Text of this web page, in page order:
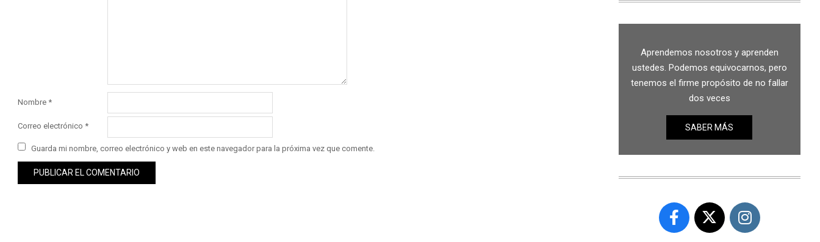
Nombre *
Correo electrónico *
Guarda mi nombre, correo electrónico y web en este navegador para la próxima vez que comente.
Aprendemos nosotros y aprenden
ustedes. Podemos equivocarnos, pero
tenemos el firme propósito de no fallar
dos veces
SABER MÁS